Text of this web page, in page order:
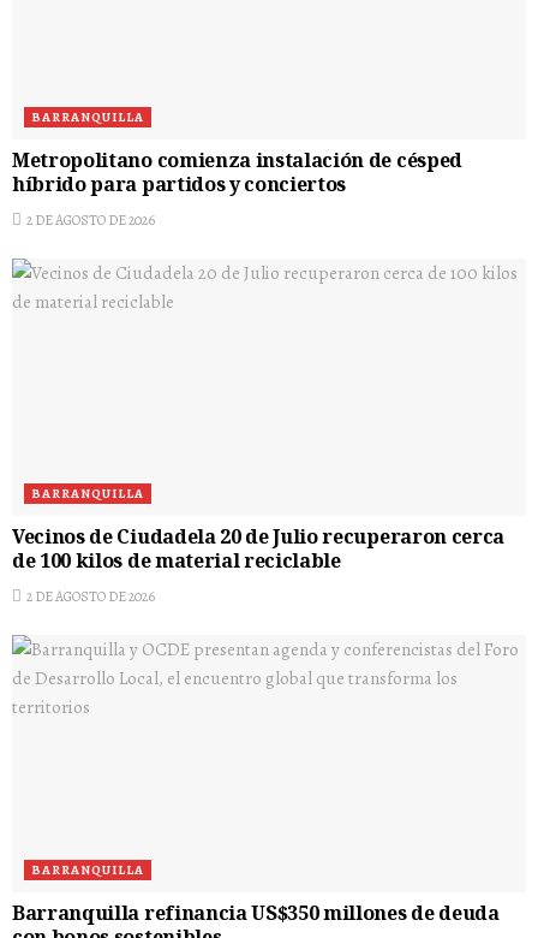
BARRANQUILLA
Metropolitano comienza instalación de césped
híbrido para partidos y conciertos
2 DE AGOSTO DE 2026
BARRANQUILLA
Vecinos de Ciudadela 20 de Julio recuperaron cerca
de 100 kilos de material reciclable
2 DE AGOSTO DE 2026
BARRANQUILLA
Barranquilla refinancia US$350 millones de deuda